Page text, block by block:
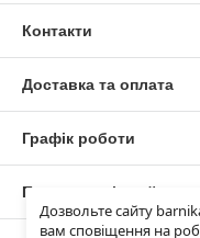
Дозвольте сайту
вам сповіщення на
Контакти
Доставка та оплата
Графік роботи
Повна версія сайту